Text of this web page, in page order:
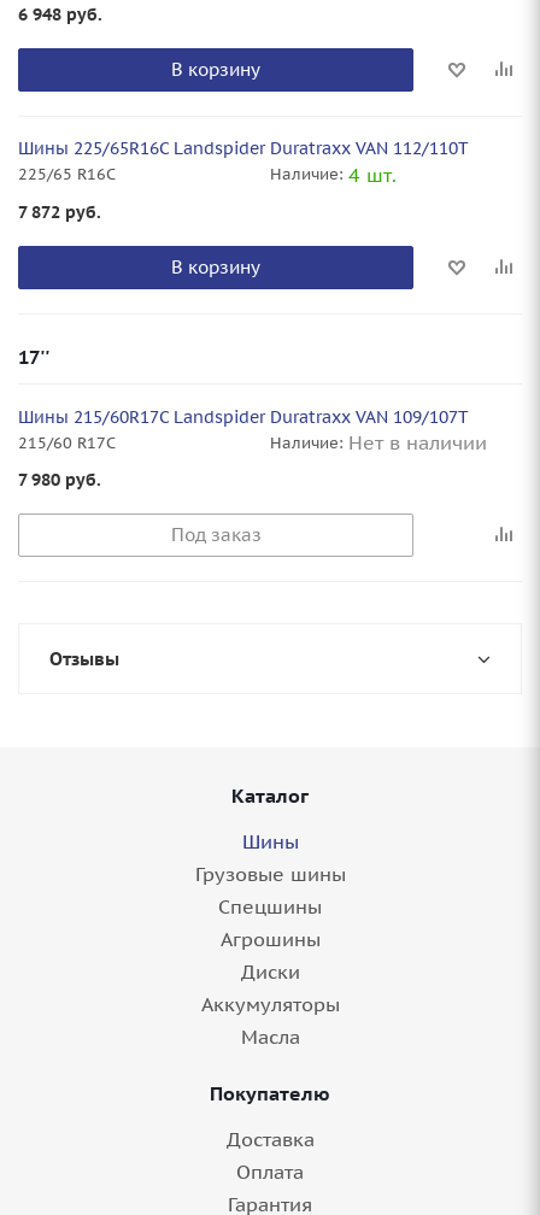
6 948 руб.
В корзину
Шины 225/65R16C Landspider Duratraxx VAN 112/110T
225/65 R16C Наличие: 4 шт.
7 872 руб.
В корзину
17''
Шины 215/60R17C Landspider Duratraxx VAN 109/107T
215/60 R17C Наличие: Нет в наличии
7 980 руб.
Под заказ
Отзывы
Каталог
Шины
Грузовые шины
Спецшины
Агрошины
Диски
Аккумуляторы
Масла
Покупателю
Доставка
Оплата
Гарантия